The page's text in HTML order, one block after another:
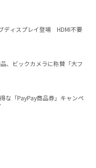
ディスプレイ登場 HDMI不要
、ビックカメラに称賛「大フ
な「PayPay商品券」キャンペ